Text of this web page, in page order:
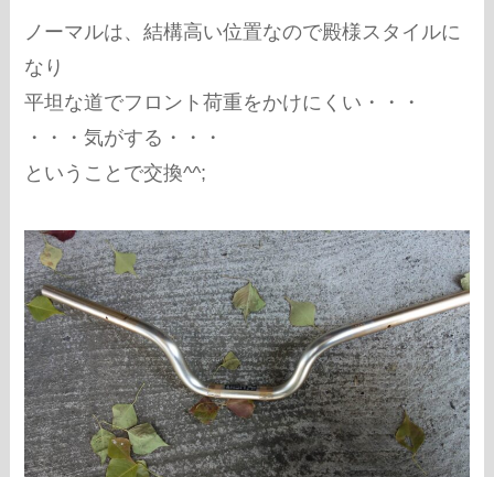
ノーマルは、結構高い位置なので殿様スタイルに
なり
平坦な道でフロント荷重をかけにくい・・・
・・・気がする・・・
ということで交換^^;